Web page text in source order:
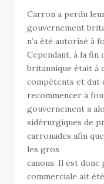
Carron a perdu
gouvernement
n’a été autorisé à
Cependant, à la fin
britannique était à
compétents et dut
recommencer à
gouvernement a
sidérurgiques de
carronades afin
les gros
canons. Il est donc
commerciale ait